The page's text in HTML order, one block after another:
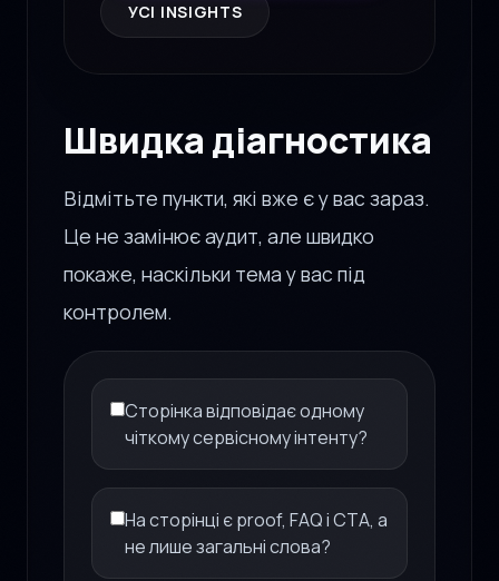
УСІ INSIGHTS
Швидка діагностика
Відмітьте пункти, які вже є у вас зараз.
Це не замінює аудит, але швидко
покаже, наскільки тема у вас під
контролем.
Сторінка відповідає одному
чіткому сервісному інтенту?
На сторінці є proof, FAQ і CTA, а
не лише загальні слова?